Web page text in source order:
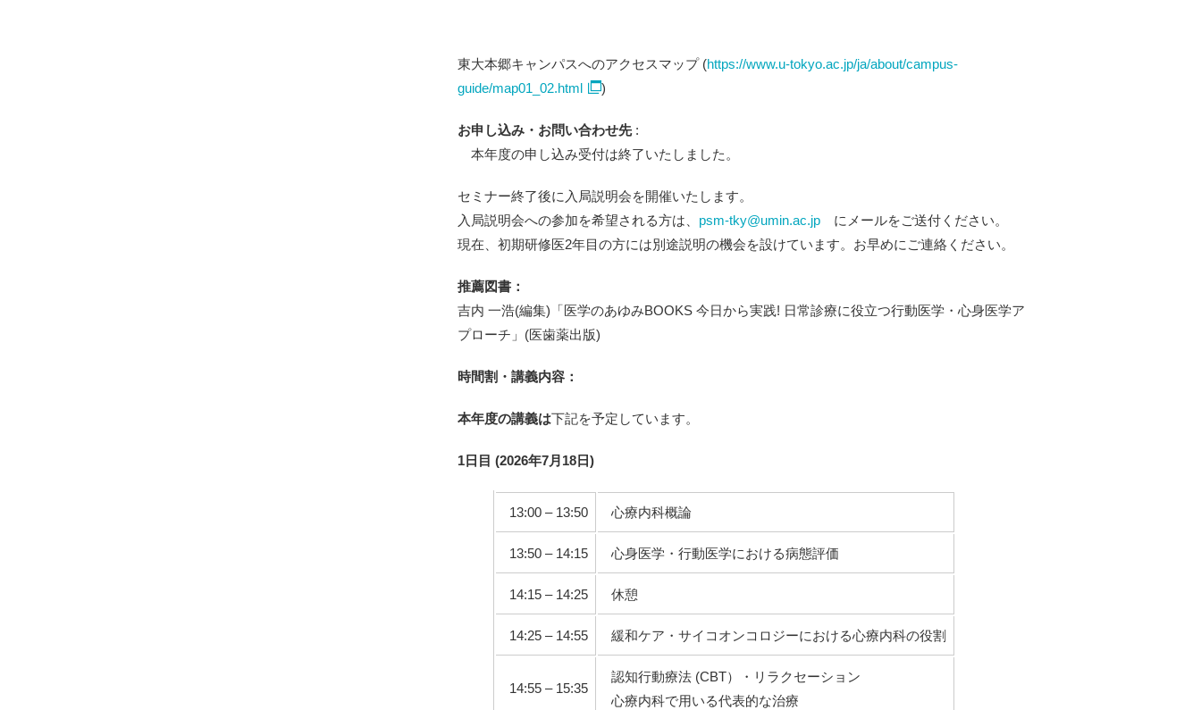
東大本郷キャンパスへのアクセスマップ (https://www.u-tokyo.ac.jp/ja/about/campus-
guide/map01_02.html
)
お申し込み・お問い合わせ先:
本年度の申し込み受付は終了いたしました。
セミナー終了後に入局説明会を開催いたします。
入局説明会への参加を希望される方は、 psm-tky@umin.ac.jp にメールをご送付ください。
現在、初期研修医2年目の方には別途説明の機会を設けています。お早めにご連絡ください。
推薦図書：
吉内 一浩(編集)「医学のあゆみBOOKS 今日から実践! 日常診療に役立つ行動医学・心身医学ア
プローチ」(医歯薬出版)
時間割・講義内容：
本年度の講義は下記を予定しています。
1日目 (2026年7月18日)
13:00 – 13:50 心療内科概論
13:50 – 14:15 心身医学・行動医学における病態評価
14:15 – 14:25 休憩
14:25 – 14:55 緩和ケア・サイコオンコロジーにおける心療内科の役割
14:55 – 15:35
認知行動療法 (CBT）・リラクセーション
心療内科で用いる代表的な治療